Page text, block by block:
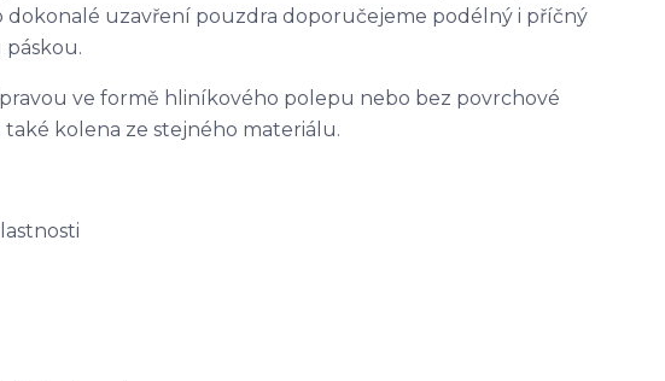
dokonalé uzavření pouzdra doporučejeme podélný i příčný
ve formě hliníkového polepu nebo bez povrchové
kolena ze stejného materiálu.